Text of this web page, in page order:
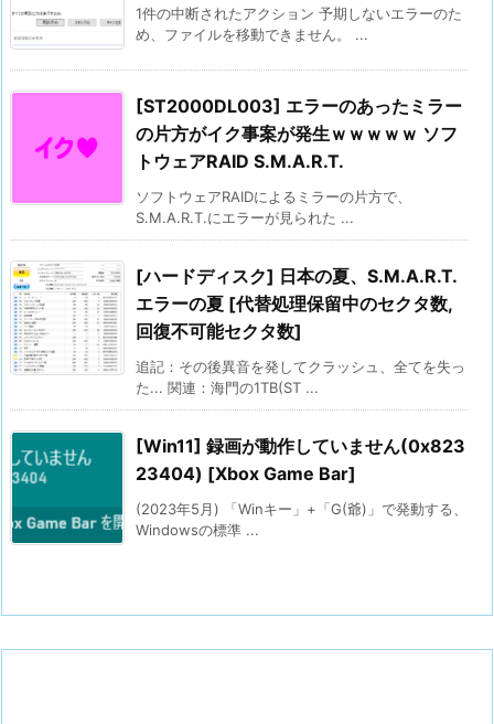
1件の中断されたアクション 予期しないエラーのた
め、ファイルを移動できません。 ...
[ST2000DL003] エラーのあったミラー
の片方がイク事案が発生ｗｗｗｗｗ ソフ
トウェアRAID S.M.A.R.T.
ソフトウェアRAIDによるミラーの片方で、
S.M.A.R.T.にエラーが見られた ...
[ハードディスク] 日本の夏、S.M.A.R.T.
エラーの夏 [代替処理保留中のセクタ数,
回復不可能セクタ数]
追記：その後異音を発してクラッシュ、全てを失っ
た... 関連：海門の1TB(ST ...
[Win11] 録画が動作していません(0x823
23404) [Xbox Game Bar]
(2023年5月) 「Winキー」+「G(爺)」で発動する、
Windowsの標準 ...